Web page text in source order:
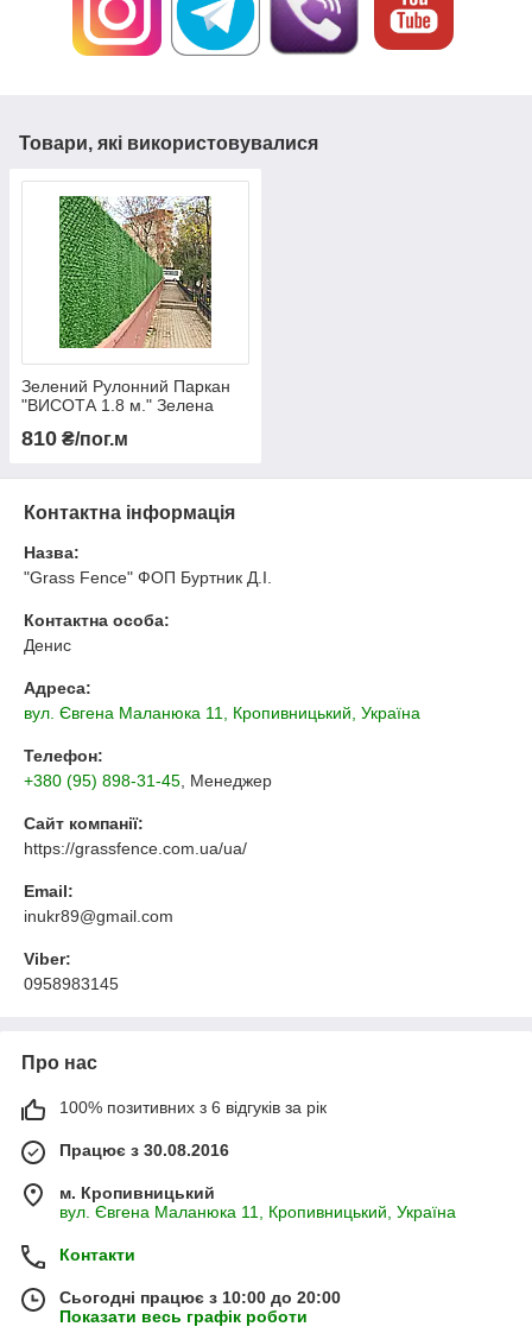
Товари, які використовувалися
Зелений Рулонний Паркан
"ВИСОТА 1.8 м." Зелена
паркан для приватного
810 ₴/пог.м
Контактна інформація
Назва:
"Grass Fence" ФОП Буртник Д.І.
Контактна особа:
Денис
Адреса:
вул. Євгена Маланюка 11, Кропивницький, Україна
Телефон:
+380 (95) 898-31-45 , Менеджер
Сайт компанії:
https://grassfence.com.ua/ua/
Email:
inukr89@gmail.com
Viber:
0958983145
Про нас
100% позитивних з 6 відгуків за рік
Працює з 30.08.2016
м. Кропивницький
вул. Євгена Маланюка 11, Кропивницький, Україна
Контакти
Сьогодні працює з 10:00 до 20:00
Показати весь графік роботи